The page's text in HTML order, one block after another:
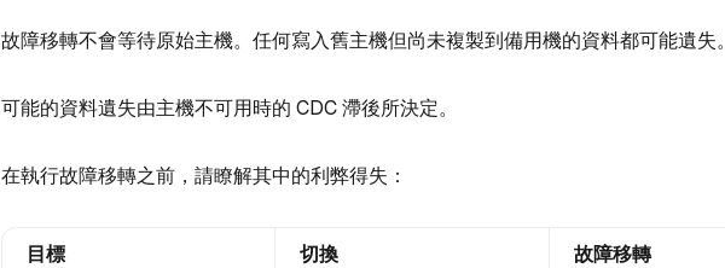
故障移轉不會等待原始主機。任何寫入舊主機但尚未複製到備用機的資料都可能遺失。
可能的資料遺失由主機不可用時的 CDC 滯後所決定。
在執行故障移轉之前，請瞭解其中的利弊得失：
目標 切換 故障移轉